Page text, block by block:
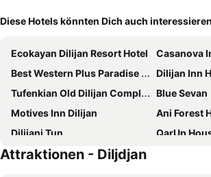
Diese Hotels könnten Dich auch
Ecokayan Dilijan Resort Hotel
Casanova
Best Western Plus Paradise Hotel Dilijan
Dilijan Inn
Tufenkian Old Dilijan Complex
Blue Sevan
Motives Inn Dilijan
Ani Forest Hills
Dilijani Tun
QarUp
Arsis Family Hotel
Attraktionen - Diljdjan